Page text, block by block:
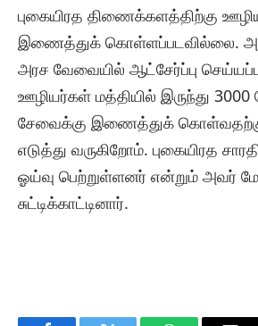
புகையிரத திணைக்களத்திற்கு
இணைத்துக் கொள்ளப்படவில்லை.
அரச வேவையில் ஆட்சேர்ப்பு
ஊழியர்கள் மத்தியில் இருந்து 3000
சேவைக்கு இணைத்துக்
எடுத்து வருகிறோம். புகையிரத
ஓய்வு பெற்றுள்ளனர் என்றும் அவர்
சுட்டிக்காட்டினார்.